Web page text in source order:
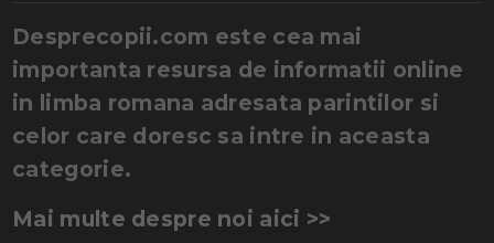
Desprecopii.com este cea mai
importanta resursa de informatii online
in limba romana adresata parintilor si
celor care doresc sa intre in aceasta
categorie.
Mai multe despre noi aici >>